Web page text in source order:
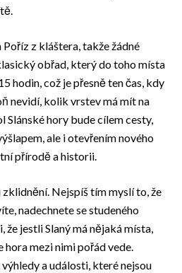
Poříz z kláštera, takže žádné
obřad, který do toho místa
hodin, což je přesně ten čas, kdy
nevidí, kolik vrstev má mít na
Slánské hory bude cílem cesty,
ale i otevřením nového
přírodě a historii.
Nejspíš tím myslí to, že
nadechnete se studeného
že jestli Slaný má nějaká místa,
mezi nimi pořád vede.
a události, které nejsou